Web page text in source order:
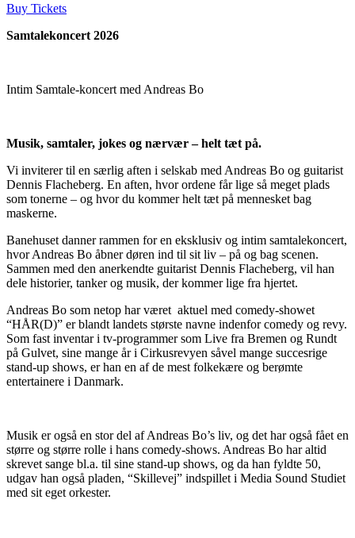
Buy Tickets
Samtalekoncert 2026
Intim Samtale-koncert med Andreas Bo
Musik, samtaler, jokes og nærvær – helt tæt på.
Vi inviterer til en særlig aften i selskab med Andreas Bo og guitarist
Dennis Flacheberg. En aften, hvor ordene får lige så meget plads
som tonerne – og hvor du kommer helt tæt på mennesket bag
maskerne.
Banehuset danner rammen for en eksklusiv og intim samtalekoncert,
hvor Andreas Bo åbner døren ind til sit liv – på og bag scenen.
Sammen med den anerkendte guitarist Dennis Flacheberg, vil han
dele historier, tanker og musik, der kommer lige fra hjertet.
Andreas Bo som netop har været aktuel med comedy-showet
“HÅR(D)” er blandt landets største navne indenfor comedy og revy.
Som fast inventar i tv-programmer som Live fra Bremen og Rundt
på Gulvet, sine mange år i Cirkusrevyen såvel mange succesrige
stand-up shows, er han en af de mest folkekære og berømte
entertainere i Danmark.
Musik er også en stor del af Andreas Bo’s liv, og det har også fået en
større og større rolle i hans comedy-shows. Andreas Bo har altid
skrevet sange bl.a. til sine stand-up shows, og da han fyldte 50,
udgav han også pladen, “Skillevej” indspillet i Media Sound Studiet
med sit eget orkester.